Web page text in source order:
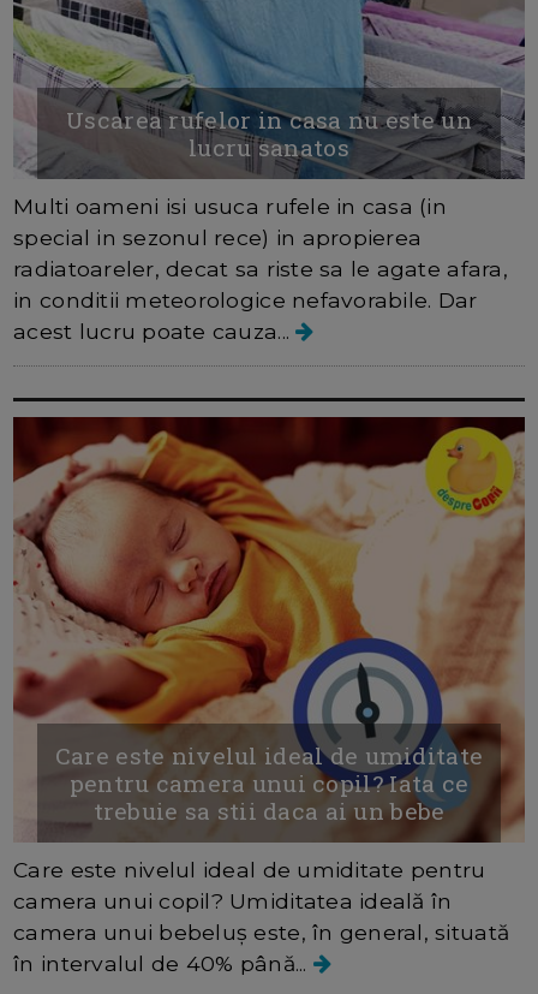
Uscarea rufelor in casa nu este un
lucru sanatos
Multi oameni isi usuca rufele in casa (in
special in sezonul rece) in apropierea
radiatoareler, decat sa riste sa le agate afara,
in conditii meteorologice nefavorabile. Dar
acest lucru poate cauza...
Care este nivelul ideal de umiditate
pentru camera unui copil? Iata ce
trebuie sa stii daca ai un bebe
Care este nivelul ideal de umiditate pentru
camera unui copil? Umiditatea ideală în
camera unui bebeluș este, în general, situată
în intervalul de 40% până...